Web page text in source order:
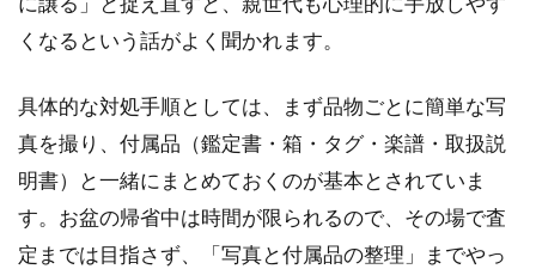
くなるという話がよく聞かれます。
具体的な対処手順としては、まず品物ごとに簡単な写
真を撮り、付属品（鑑定書・箱・タグ・楽譜・取扱説
明書）と一緒にまとめておくのが基本とされていま
す。お盆の帰省中は時間が限られるので、その場で査
定までは目指さず、「写真と付属品の整理」までやっ